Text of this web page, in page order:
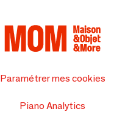
Paramétrer mes cookies
Piano Analytics